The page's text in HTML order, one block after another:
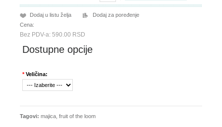
Dodaj u listu želja
Dodaj za poređenje
Cena:
Bez PDV-a: 590.00 RSD
Dostupne opcije
* Veličina:
Tagovi: majica fruit of the loom